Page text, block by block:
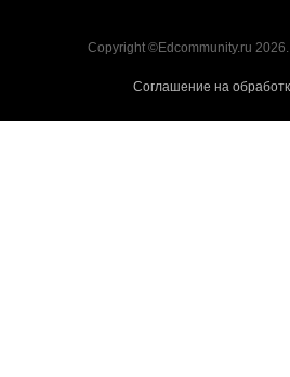
Copyright ©Edcommunity.ru
Соглашение на